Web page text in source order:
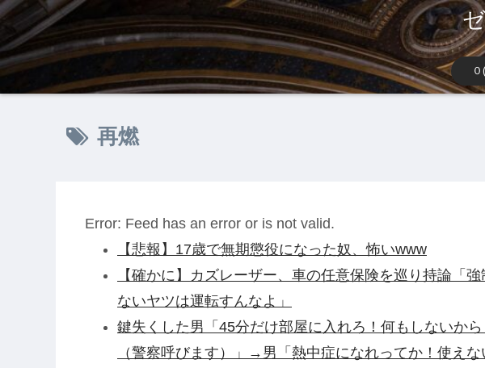
０(
再燃
Error: Feed has an error or is not valid.
【悲報】17歳で無期懲役になった奴、怖いwww
【確かに】カズレーザー、車の任意保険を巡り持論「
ないヤツは運転すんなよ」
鍵失くした男「45分だけ部屋に入れろ！何もしないか
（警察呼びます）」→男「熱中症になれってか！使え